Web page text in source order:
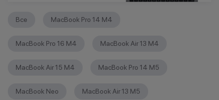
Все MacBook Pro 14 M4
MacBook Pro 16 M4 MacBook Air 13 M4
MacBook Air 15 M4 MacBook Pro 14 M5
MacBook Neo MacBook Air 13 M5